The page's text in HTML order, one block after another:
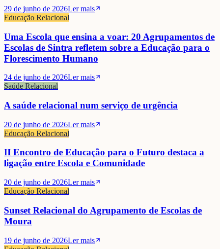
29 de junho de 2026Ler mais
Educação Relacional
Uma Escola que ensina a voar: 20 Agrupamentos de
Escolas de Sintra refletem sobre a Educação para o
Florescimento Humano
24 de junho de 2026Ler mais
Saúde Relacional
A saúde relacional num serviço de urgência
20 de junho de 2026Ler mais
Educação Relacional
II Encontro de Educação para o Futuro destaca a
ligação entre Escola e Comunidade
20 de junho de 2026Ler mais
Educação Relacional
Sunset Relacional do Agrupamento de Escolas de
Moura
19 de junho de 2026Ler mais